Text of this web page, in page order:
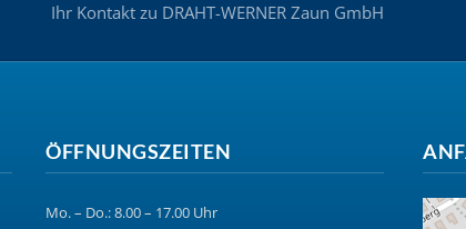
Ihr Kontakt zu DRAHT-WERNER Zaun GmbH
ÖFFNUNGSZEITEN
Mo. – Do.: 8.00 – 17.00 Uhr